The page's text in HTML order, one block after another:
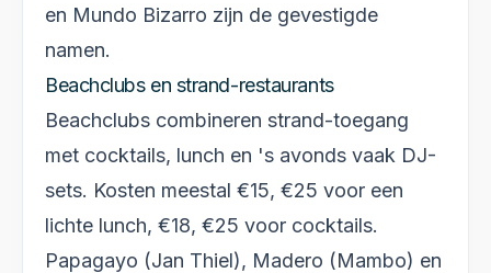
en Mundo Bizarro zijn de gevestigde
namen.
Beachclubs en strand-restaurants
Beachclubs combineren strand-toegang
met cocktails, lunch en 's avonds vaak DJ-
sets. Kosten meestal €15, €25 voor een
lichte lunch, €18, €25 voor cocktails.
Papagayo (Jan Thiel), Madero (Mambo) en